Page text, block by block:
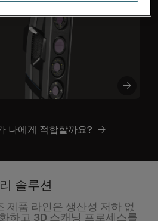
나에게 적합할까요?
솔루션
제품 라인은 생산성 저하 없
하고 3D 스캐닝 프로세스를